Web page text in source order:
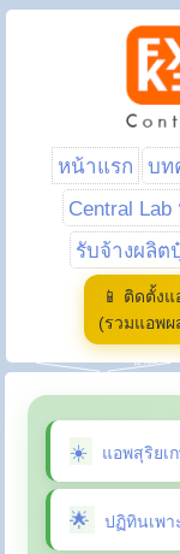
หน้าแรก บท
Central
รับจ้างผลิต
📱 ติดตั้ง
(รวมแอพ
แอพสุริยเ
ปฏิทินเพ